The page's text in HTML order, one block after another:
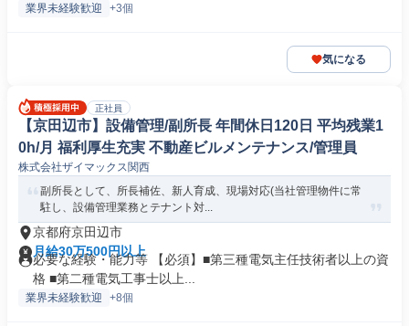
業界未経験歓迎 +3個
気になる
正社員
【京田辺市】設備管理/副所長 年間休日120日 平均残業1
0h/月 福利厚生充実 不動産ビルメンテナンス/管理員
株式会社ザイマックス関西
副所長として、所長補佐、新人育成、現場対応(当社管理物件に常
駐し、設備管理業務とテナント対...
京都府京田辺市
月給30万500円以上
必要な経験・能力等 【必須】■第三種電気主任技術者以上の資
格 ■第二種電気工事士以上...
業界未経験歓迎 +8個